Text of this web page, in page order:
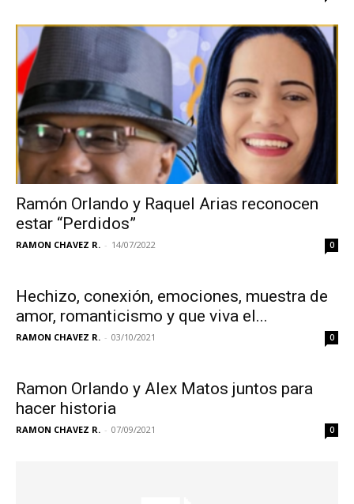
Ramón Orlando y Raquel Arias reconocen
estar “Perdidos”
RAMON CHAVEZ R. - 14/07/2022 0
Hechizo, conexión, emociones, muestra de
amor, romanticismo y que viva el...
RAMON CHAVEZ R. - 03/10/2021 0
Ramon Orlando y Alex Matos juntos para
hacer historia
RAMON CHAVEZ R. - 07/09/2021 0